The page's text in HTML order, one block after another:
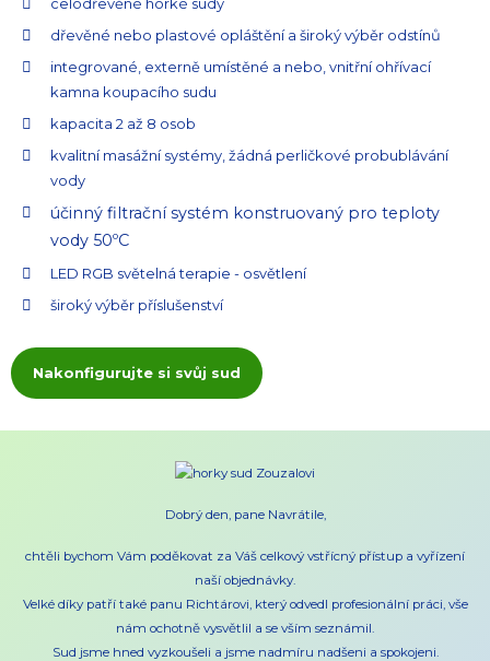
dřevěné nebo plastové opláštění a široký výběr odstínů
integrované, externě umístěné a nebo, vnitřní ohřívací
kamna koupacího sudu
kapacita 2 až 8 osob
kvalitní masážní systémy, žádná perličkové probublávání
vody
účinný filtrační systém konstruovaný pro teploty
vody 50ºC
LED RGB světelná terapie - osvětlení
široký výběr příslušenství
Nakonfigurujte si svůj sud
Dobrý den, pane Navrátile,
chtěli bychom Vám poděkovat za Váš celkový vstřícný přístup a vyřízení
naší objednávky.
Velké díky patří také panu Richtárovi, který odvedl profesionální práci, vše
nám ochotně vysvětlil a se vším seznámil.
Sud jsme hned vyzkoušeli a jsme nadmíru nadšeni a spokojeni.